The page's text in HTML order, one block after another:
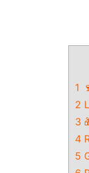
1
2
3
4
5